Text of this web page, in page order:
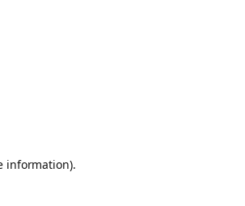
information).